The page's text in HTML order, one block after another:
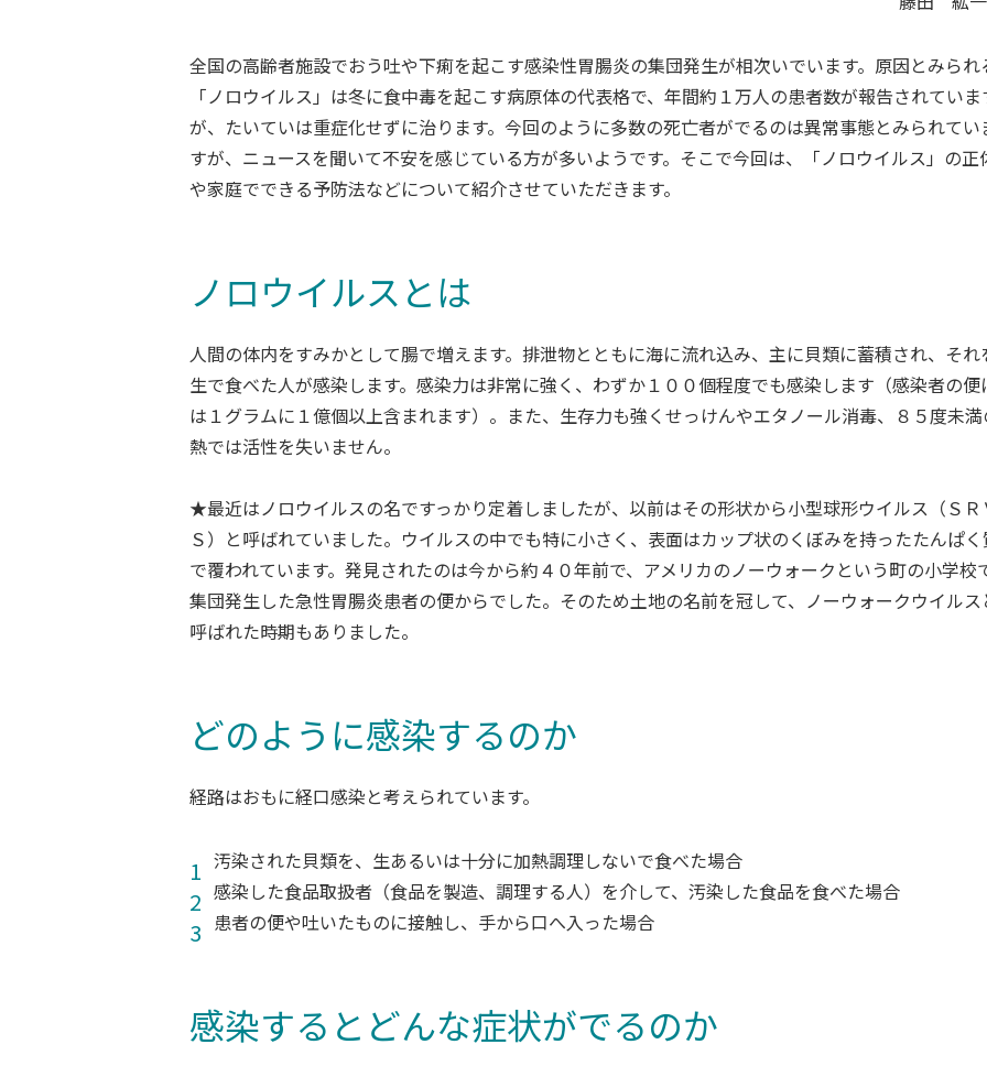
全国の高齢者施設でおう吐や下痢を起こす感染性胃腸炎の集団発生が相次いでいます。原因とみられ
「ノロウイルス」は冬に食中毒を起こす病原体の代表格で、年間約１万人の患者数が報告されていま
が、たいていは重症化せずに治ります。今回のように多数の死亡者がでるのは異常事態とみられてい
すが、ニュースを聞いて不安を感じている方が多いようです。そこで今回は、「ノロウイルス」の正
や家庭でできる予防法などについて紹介させていただきます。
ノロウイルスとは
人間の体内をすみかとして腸で増えます。排泄物とともに海に流れ込み、主に貝類に蓄積され、それ
生で食べた人が感染します。感染力は非常に強く、わずか１００個程度でも感染します（感染者の便
は１グラムに１億個以上含まれます）。また、生存力も強くせっけんやエタノール消毒、８５度未
熱では活性を失いません。
★最近はノロウイルスの名ですっかり定着しましたが、以前はその形状から小型球形ウイルス（ＳＲ
Ｓ）と呼ばれていました。ウイルスの中でも特に小さく、表面はカップ状のくぼみを持ったたんぱ
で覆われています。発見されたのは今から約４０年前で、アメリカのノーウォークという町の小学校
集団発生した急性胃腸炎患者の便からでした。そのため土地の名前を冠して、ノーウォークウイルス
呼ばれた時期もありました。
どのように感染するのか
経路はおもに経口感染と考えられています。
汚染された貝類を、生あるいは十分に加熱調理しないで食べた場合
感染した食品取扱者（食品を製造、調理する人）を介して、汚染した食品を食べた場合
患者の便や吐いたものに接触し、手から口へ入った場合
感染するとどんな症状がでるのか